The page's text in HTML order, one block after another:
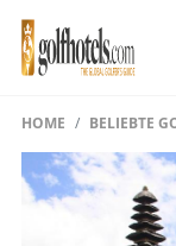
HOME BELIEBTE